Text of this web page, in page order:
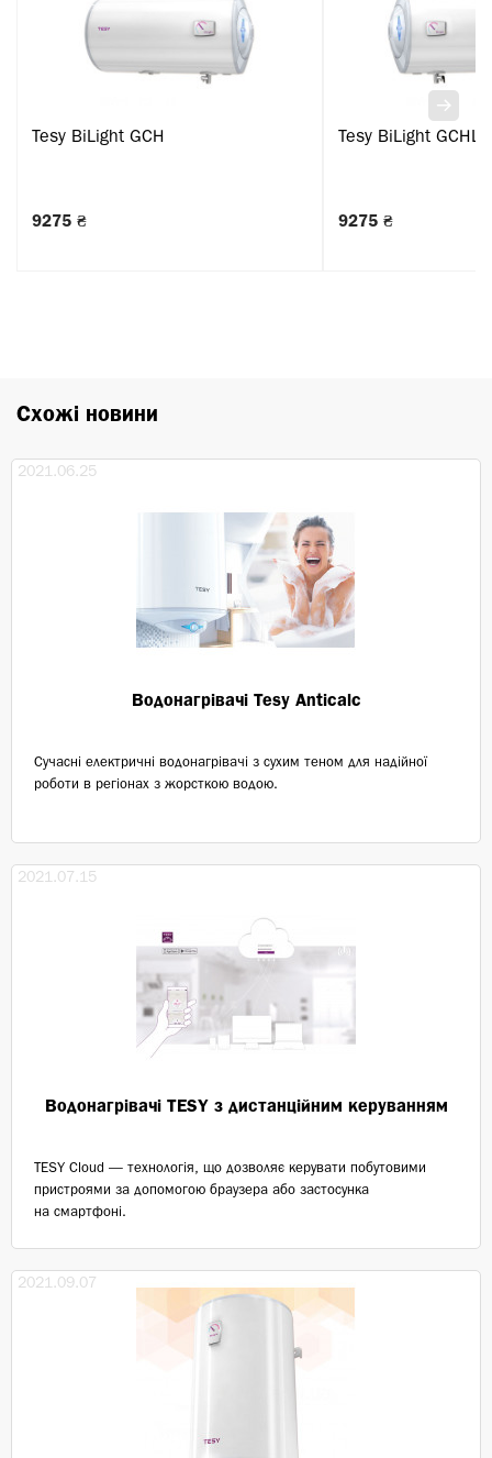
Tesy BiLight GCH
9275 ₴
Tesy BiLight GCHL
9275 ₴
Схожі новини
2021.06.25
Водонагрівачі Tesy Anticalc
Сучасні електричні водонагрівачі з сухим теном для надійної
роботи в регіонах з жорсткою водою.
2021.07.15
Водонагрівачі TESY з дистанційним керуванням
TESY Cloud — технологія, що дозволяє керувати побутовими
пристроями за допомогою браузера або застосунка
на смартфоні.
2021.09.07